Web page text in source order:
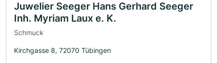
Juwelier Seeger Hans Gerhard Seeger
Inh. Myriam Laux e. K.
Schmuck
Kirchgasse 8, 72070 Tübingen